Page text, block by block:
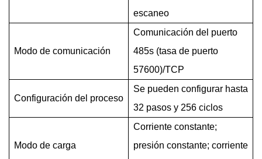
escaneo
Modo de comunicación
Comunicación del puerto
485s (tasa de puerto
57600)/TCP
Configuración del proceso
Se pueden configurar hasta
32 pasos y 256 ciclos
Modo de carga
Corriente constante;
presión constante; corriente